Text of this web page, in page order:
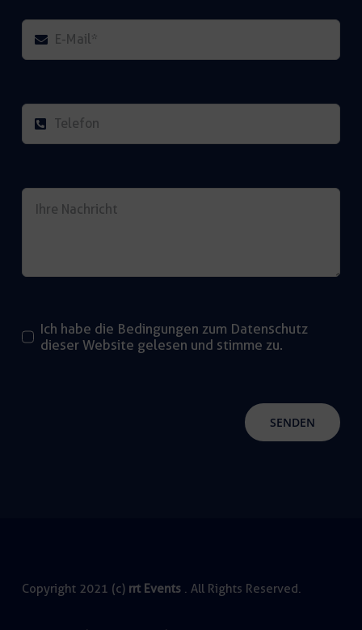
Ich habe die Bedingungen zum Datenschutz
dieser Website gelesen und stimme zu.
SENDEN
Copyright 2021 (c) rrt Events . All Rights Reserved.